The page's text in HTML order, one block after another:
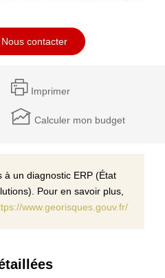
Nous contacter
Imprimer
Calculer mon budget
à un diagnostic ERP (État
Pour en savoir plus,
www.georisques.gouv.fr/